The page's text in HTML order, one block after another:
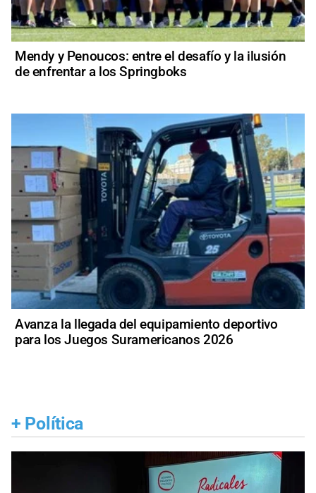
Mendy y Penoucos: entre el desafío y la ilusión
de enfrentar a los Springboks
Avanza la llegada del equipamiento deportivo
para los Juegos Suramericanos 2026
+ Política